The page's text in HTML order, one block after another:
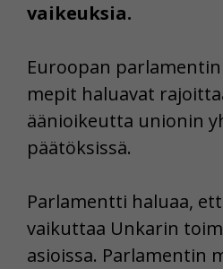
vaikeuksia.
Euroopan
mepit haluavat
äänioikeutta unionin
päätöksissä.
Parlamentti haluaa,
vaikuttaa Unkarin
asioissa. Parlamentin